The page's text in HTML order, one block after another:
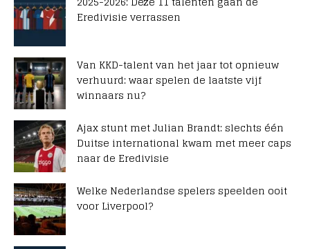
Eredivisie verrassen
Van KKD-talent van het jaar tot opnieuw
verhuurd: waar spelen de laatste vijf
winnaars nu?
Ajax stunt met Julian Brandt: slechts één
Duitse international kwam met meer caps
naar de Eredivisie
Welke Nederlandse spelers speelden ooit
voor Liverpool?